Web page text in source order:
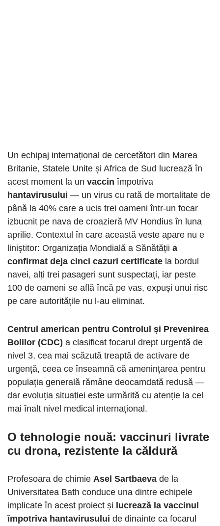
Un echipaj internațional de cercetători din Marea
Britanie, Statele Unite și Africa de Sud lucrează în
acest moment la un vaccin împotriva
hantavirusului — un virus cu rată de mortalitate de
până la 40% care a ucis trei oameni într-un focar
izbucnit pe nava de croazieră MV Hondius în luna
aprilie. Contextul în care această veste apare nu e
liniștitor: Organizația Mondială a Sănătății a
confirmat deja cinci cazuri certificate la bordul
navei, alți trei pasageri sunt suspectați, iar peste
100 de oameni se află încă pe vas, expuși unui risc
pe care autoritățile nu l-au eliminat.
Centrul american pentru Controlul și Prevenirea
Bolilor (CDC) a clasificat focarul drept urgență de
nivel 3, cea mai scăzută treaptă de activare de
urgență, ceea ce înseamnă că amenințarea pentru
populația generală rămâne deocamdată redusă —
dar evoluția situației este urmărită cu atenție la cel
mai înalt nivel medical internațional.
O tehnologie nouă: vaccinuri livrate
cu drona, rezistente la căldură
Profesoara de chimie Asel Sartbaeva de la
Universitatea Bath conduce una dintre echipele
implicate în acest proiect și lucrează la vaccinul
împotriva hantavirusului de dinainte ca focarul